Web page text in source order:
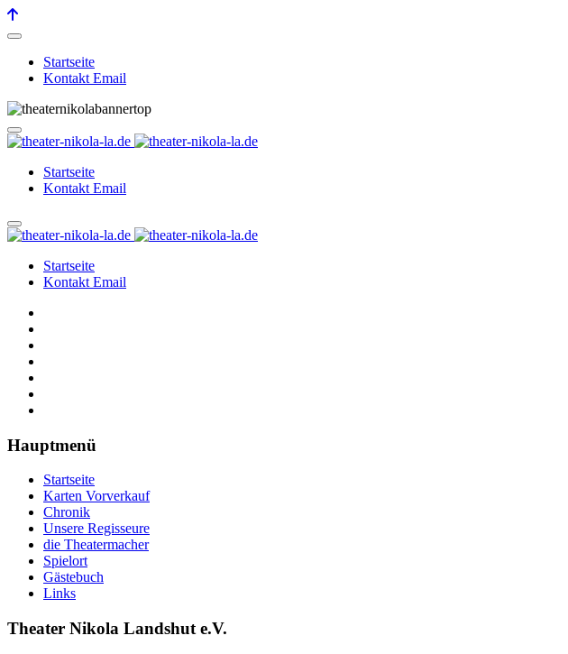
Startseite
Kontakt Email
Startseite
Kontakt Email
Startseite
Kontakt Email
Hauptmenü
Startseite
Karten Vorverkauf
Chronik
Unsere Regisseure
die Theatermacher
Spielort
Gästebuch
Links
Theater Nikola Landshut e.V.